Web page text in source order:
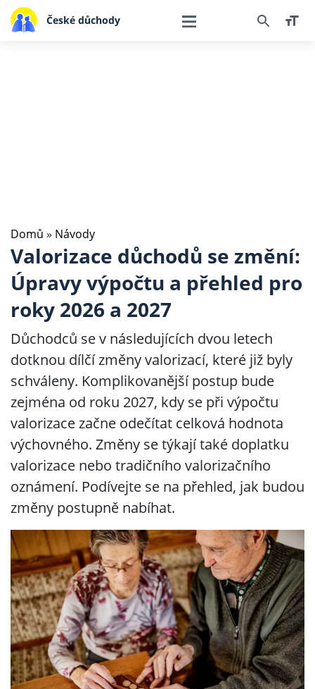
České důchody
Domů » Návody
Valorizace důchodů se změní:
Úpravy výpočtu a přehled pro
roky 2026 a 2027
Důchodců se v následujících dvou letech
dotknou dílčí změny valorizací, které již byly
schváleny. Komplikovanější postup bude
zejména od roku 2027, kdy se při výpočtu
valorizace začne odečítat celková hodnota
výchovného. Změny se týkají také doplatku
valorizace nebo tradičního valorizačního
oznámení. Podívejte se na přehled, jak budou
změny postupně nabíhat.